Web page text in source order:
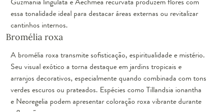
essa tonalidade ideal para destacar áreas externas ou revitalizar
cantinhos internos.
Bromélia roxa
A bromélia roxa transmite sofisticação, espiritualidade e mistério.
Seu visual exótico a torna destaque em jardins tropicais e
arranjos decorativos, especialmente quando combinada com tons
verdes escuros ou prateados. Espécies como Tillandsia ionantha
e Neoregelia podem apresentar coloração roxa vibrante durante